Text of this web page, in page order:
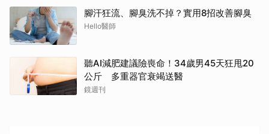
腳汗狂流、腳臭洗不掉？實用8招改善腳臭
Hello醫師
聽AI減肥建議險喪命！34歲男45天狂甩20
公斤 多重器官衰竭送醫
鏡週刊